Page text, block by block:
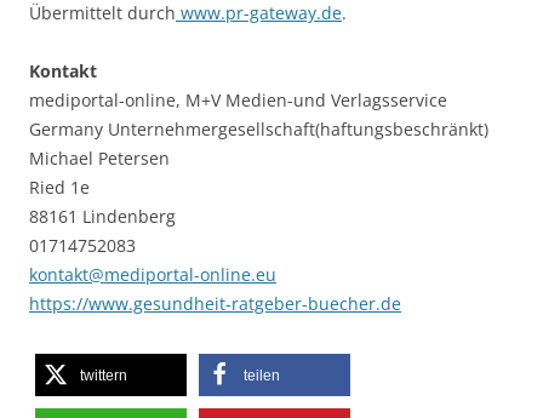
Übermittelt durch www.pr-gateway.de.
Kontakt
mediportal-online, M+V Medien-und Verlagsservice
Germany Unternehmergesellschaft(haftungsbeschränkt)
Michael Petersen
Ried 1e
88161 Lindenberg
01714752083
kontakt@mediportal-online.eu
https://www.gesundheit-ratgeber-buecher.de
twittern teilen